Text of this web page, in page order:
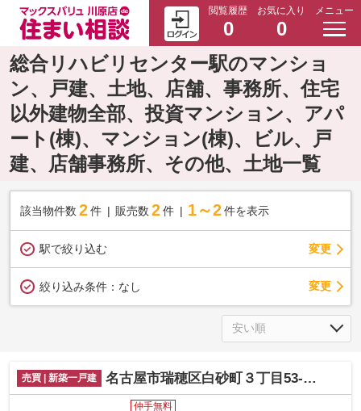
閲覧履歴
0
お気に入り
0
メニュー
総合リハビリセンター駅のマンショ
ン、戸建、土地、店舗、事務所、住宅
以外建物全部、投資マンション、アパ
ート(棟)、マンション(棟)、ビル、戸
建、店舗事務所、その他、土地一覧
該当物件数 2件 販売数 2 件 1～2 件を表示
駅で絞り込む 変更
絞り込み条件： なし 変更
売買 | 新築一戸建 名古屋市瑞穂区白砂町３丁目53-2新築戸建て
仲手無料